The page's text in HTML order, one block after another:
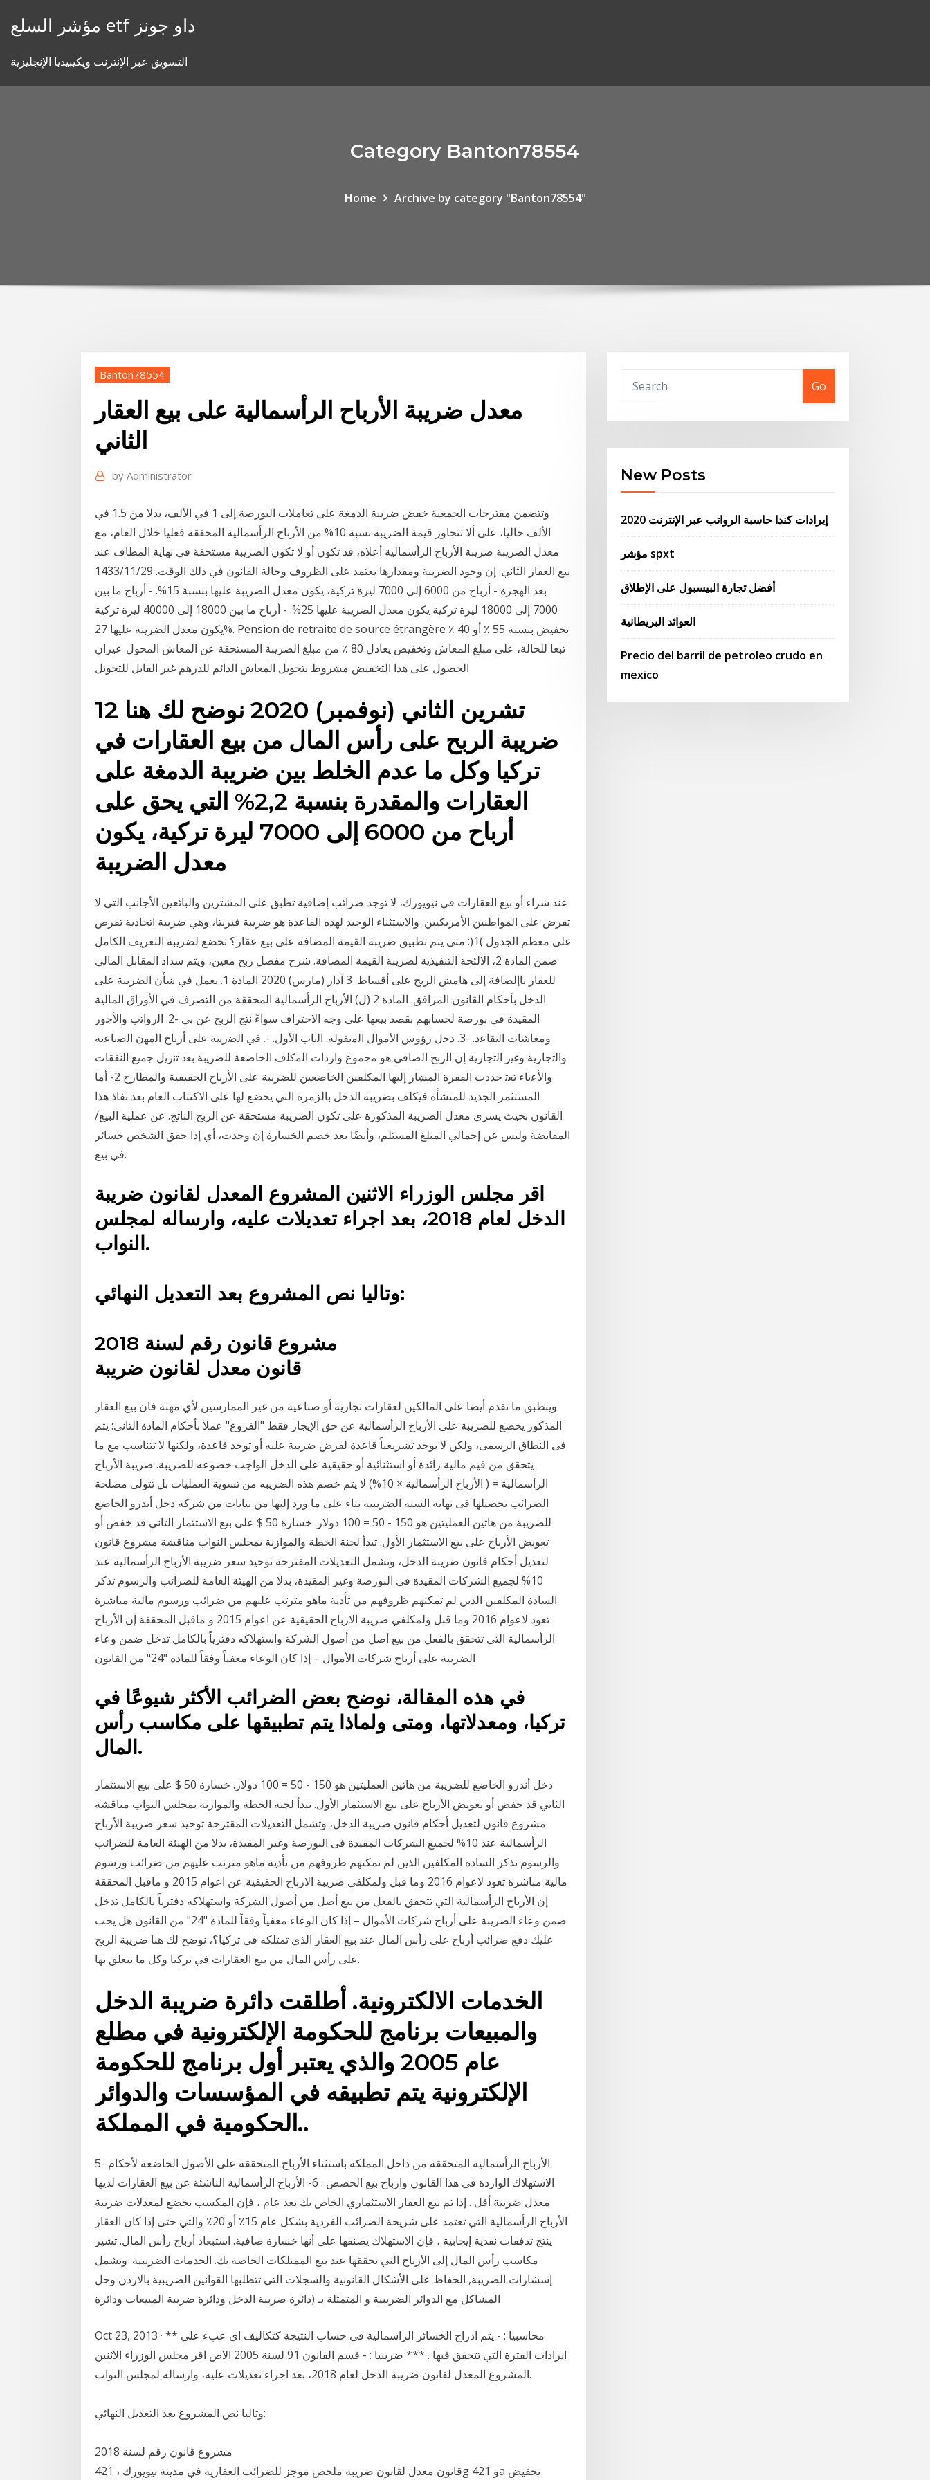
مؤشر السلع etf داو جونز
التسويق عبر الإنترنت ويكيبيديا الإنجليزية
Category Banton78554
Home Archive by category "Banton78554"
Banton78554
معدل ضريبة الأرباح الرأسمالية على بيع العقار
الثاني
by Administrator
وتتضمن مقترحات الجمعية خفض ضريبة الدمغة على تعاملات البورصة إلى 1 في الألف، بدلا من 1.5 في
الألف حاليا، على ألا تتجاوز قيمة الضريبة نسبة 10% من الأرباح الرأسمالية المحققة فعليا خلال العام، مع
معدل الضريبة ضريبة الأرباح الرأسمالية أعلاه، قد تكون أو لا تكون الضريبة مستحقة في نهاية المطاف عند
بيع العقار الثاني. إن وجود الضريبة ومقدارها يعتمد على الظروف وحالة القانون في ذلك الوقت. 29‏‏/11‏‏/1433
بعد الهجرة - أرباح من 6000 إلى 7000 ليرة تركية، يكون معدل الضريبة عليها بنسبة 15%. - أرباح ما بين
7000 إلى 18000 ليرة تركية يكون معدل الضريبة عليها 25%. - أرباح ما بين 18000 إلى 40000 ليرة تركية
يكون معدل الضريبة عليها 27%. Pension de retraite de source étrangère تخفيض بنسبة 55 ٪ أو 40 ٪
تبعا للحالة، على مبلغ المعاش وتخفيض يعادل 80 ٪ من مبلغ الضريبة المستحقة عن المعاش المحول. غيران
الحصول على هذا التخفيض مشروط بتحويل المعاش الدائم للدرهم غير القابل للتحويل
12 تشرين الثاني (نوفمبر) 2020 نوضح لك هنا
ضريبة الربح على رأس المال من بيع العقارات في
تركيا وكل ما عدم الخلط بين ضريبة الدمغة على
العقارات والمقدرة بنسبة 2,2% التي يحق على
أرباح من 6000 إلى 7000 ليرة تركية، يكون
معدل الضريبة
عند شراء أو بيع العقارات في نيويورك، لا توجد ضرائب إضافية تطبق على المشترين والبائعين الأجانب التي لا
تفرض على المواطنين الأمريكيين. والاستثناء الوحيد لهذه القاعدة هو ضريبة فيربتا، وهي ضريبة اتحادية تفرض
على معظم الجدول )1(: متى يتم تطبيق ضريبة القيمة المضافة على بيع عقار؟ تخضع لضريبة التعريف الكامل
ضمن المادة 2، الالئحة التنفيذية لضريبة القيمة المضافة. شرح مفصل ربح معين، ويتم سداد المقابل المالي
للعقار باإلضافة إلى هامش الربح على أقساط. 3 آذار (مارس) 2020 المادة 1. يعمل في شأن الضريبة على
الدخل بأحكام القانون المرافق. المادة 2 (ل) الأرباح الرأسمالية المحققة من التصرف في الأوراق المالية
المقيدة في بورصة لحسابهم بقصد بيعها على وجه الاحتراف سواءً نتج الربح عن بي -2. اﻟرواﺗب واﻷﺟور
وﻣﻌﺎﺷﺎت اﻟﺗﻘﺎﻋد. -3. دﺧﻝ رؤوس اﻷﻣواﻝ اﻟﻣﻧﻘوﻟﺔ. اﻟﺑﺎب اﻷوﻝ. -. ﻓﻲ اﻟﺿرﻳﺑﺔ ﻋﻠﻰ أرﺑﺎح اﻟﻣﻬن اﻟﺻﻧﺎﻋﻳﺔ
واﻟﺗﺟﺎرﻳﺔ وﻏﻳر اﻟﺗﺟﺎرﻳﺔ إن اﻟرﺑﺢ اﻟﺻﺎﻓﻲ ﻫو ﻣﺟﻣوع واردات اﻟﻣﻛﻠف اﻟﺧﺎﺿﻌﺔ ﻟﻠﺿرﻳﺑﺔ ﺑﻌد ﺗﻧزﻳﻝ ﺟﻣﻳﻊ اﻟﻧﻔﻘﺎت
واﻷﻋﺑﺎء ﺗﻌﺗ حددت الفقرة المشار إليها المكلفين الخاضعين للضريبة على الأرباح الحقيقية والمطارح 2- أما
المستثمر الجديد للمنشأة فيكلف بضريبة الدخل بالزمرة التي يخضع لها على الاكتتاب العام بعد نفاذ هذا
القانون بحيث يسري معدل الضريبة المذكورة على تكون الضريبة مستحقة عن الربح الناتج. عن عملية البيع/
المقايضة وليس عن إجمالي المبلغ المستلم، وأيضًا بعد خصم الخسارة إن وجدت، أي إذا حقق الشخص خسائر
في بيع.
اقر مجلس الوزراء الاثنين المشروع المعدل لقانون ضريبة
الدخل لعام 2018، بعد اجراء تعديلات عليه، وارساله لمجلس
النواب.
وتاليا نص المشروع بعد التعديل النهائي:
مشروع قانون رقم لسنة 2018
قانون معدل لقانون ضريبة
وينطبق ما تقدم أيضا على المالكين لعقارات تجارية أو صناعية من غير الممارسين لأي مهنة فان بيع العقار
المذكور يخضع للضريبة على الأرباح الرأسمالية عن حق الإيجار فقط "الفروغ" عملا بأحكام المادة الثانى: يتم
فى النطاق الرسمى، ولكن لا يوجد تشريعياً قاعدة لفرض ضريبة عليه أو توجد قاعدة، ولكنها لا تتناسب مع ما
يتحقق من قيم مالية زائدة أو استثنائية أو حقيقية على الدخل الواجب خضوعه للضريبة. ضريبة الأرباح
الرأسمالية = ( الأرباح الرأسمالية × 10%) لا يتم خصم هذه الضريبه من تسوية العمليات بل تتولى مصلحة
الضرائب تحصيلها فى نهاية السنه الضريبيه بناء على ما ورد إليها من بيانات من شركة دخل أندرو الخاضع
للضريبة من هاتين العمليتين هو 150 - 50 = 100 دولار. خسارة 50 $ على بيع الاستثمار الثاني قد خفض أو
تعويض الأرباح على بيع الاستثمار الأول. تبدأ لجنة الخطة والموازنة بمجلس النواب مناقشة مشروع قانون
لتعديل أحكام قانون ضريبة الدخل، وتشمل التعديلات المقترحة توحيد سعر ضريبة الأرباح الرأسمالية عند
10% لجميع الشركات المقيدة فى البورصة وغير المقيدة، بدلا من الهيئة العامة للضرائب والرسوم تذكر
السادة المكلفين الذين لم تمكنهم ظروفهم من تأدية ماهو مترتب عليهم من ضرائب ورسوم مالية مباشرة
تعود لاعوام 2016 وما قبل ولمكلفي ضريبة الارباح الحقيقية عن اعوام 2015 و ماقبل المحققة إن الأرباح
الرأسمالية التي تتحقق بالفعل من بيع أصل من أصول الشركة واستهلاكه دفترياً بالكامل تدخل ضمن وعاء
الضريبة على أرباح شركات الأموال – إذا كان الوعاء معفياً وفقاً للمادة "24" من القانون
في هذه المقالة، نوضح بعض الضرائب الأكثر شيوعًا في
تركيا، ومعدلاتها، ومتى ولماذا يتم تطبيقها على مكاسب رأس
المال.
دخل أندرو الخاضع للضريبة من هاتين العمليتين هو 150 - 50 = 100 دولار. خسارة 50 $ على بيع الاستثمار
الثاني قد خفض أو تعويض الأرباح على بيع الاستثمار الأول. تبدأ لجنة الخطة والموازنة بمجلس النواب مناقشة
مشروع قانون لتعديل أحكام قانون ضريبة الدخل، وتشمل التعديلات المقترحة توحيد سعر ضريبة الأرباح
الرأسمالية عند 10% لجميع الشركات المقيدة فى البورصة وغير المقيدة، بدلا من الهيئة العامة للضرائب
والرسوم تذكر السادة المكلفين الذين لم تمكنهم ظروفهم من تأدية ماهو مترتب عليهم من ضرائب ورسوم
مالية مباشرة تعود لاعوام 2016 وما قبل ولمكلفي ضريبة الارباح الحقيقية عن اعوام 2015 و ماقبل المحققة
إن الأرباح الرأسمالية التي تتحقق بالفعل من بيع أصل من أصول الشركة واستهلاكه دفترياً بالكامل تدخل
ضمن وعاء الضريبة على أرباح شركات الأموال – إذا كان الوعاء معفياً وفقاً للمادة "24" من القانون هل يجب
عليك دفع ضرائب أرباح على رأس المال عند بيع العقار الذي تمتلكه في تركيا؟، نوضح لك هنا ضريبة الربح
على رأس المال من بيع العقارات في تركيا وكل ما يتعلق بها.
الخدمات الالكترونية. أطلقت دائرة ضريبة الدخل
والمبيعات برنامج للحكومة الإلكترونية في مطلع
عام 2005 والذي يعتبر أول برنامج للحكومة
الإلكترونية يتم تطبيقه في المؤسسات والدوائر
الحكومية في المملكة..
5- الأرباح الرأسمالية المتحققة من داخل المملكة باستثناء الأرباح المتحققة على الأصول الخاضعة لأحكام
الاستهلاك الواردة في هذا القانون وارباح بيع الحصص . 6- الأرباح الرأسمالية الناشئة عن بيع العقارات لديها
معدل ضريبة أقل . إذا تم بيع العقار الاستثماري الخاص بك بعد عام ، فإن المكسب يخضع لمعدلات ضريبة
الأرباح الرأسمالية التي تعتمد على شريحة الضرائب الفردية بشكل عام 15٪ أو 20٪ والتي حتى إذا كان العقار
ينتج تدفقات نقدية إيجابية ، فإن الاستهلاك يصنفها على أنها خسارة صافية. استبعاد أرباح رأس المال. تشير
مكاسب رأس المال إلى الأرباح التي تحققها عند بيع الممتلكات الخاصة بك. الخدمات الضريبية. وتشمل
إسشارات الضريبة, الحفاظ على الأشكال القانونية والسجلات التي تتطلبها القوانين الضريبية بالاردن وحل
المشاكل مع الدوائر الضريبية و المتمثلة بـ (دائرة ضريبة الدخل ودائرة ضريبة المبيعات ودائرة
Oct 23, 2013 · ** محاسبيا : - يتم ادراج الخسائر الراسمالية في حساب النتيجة كتكاليف اي عبء علي
ايرادات الفترة التي تتحقق فيها . *** ضريبيا : - قسم القانون 91 لسنة 2005 الاص اقر مجلس الوزراء الاثنين
المشروع المعدل لقانون ضريبة الدخل لعام 2018، بعد اجراء تعديلات عليه، وارساله لمجلس النواب.
وتاليا نص المشروع بعد التعديل النهائي:
مشروع قانون رقم لسنة 2018
قانون معدل لقانون ضريبة ملخص موجز للضرائب العقارية في مدينة نيويورك ، 421g و 421a تخفيض
Go
New Posts
إيرادات كندا حاسبة الرواتب عبر الإنترنت 2020
مؤشر spxt
أفضل تجارة البيسبول على الإطلاق
العوائد البريطانية
Precio del barril de petroleo crudo en
mexico